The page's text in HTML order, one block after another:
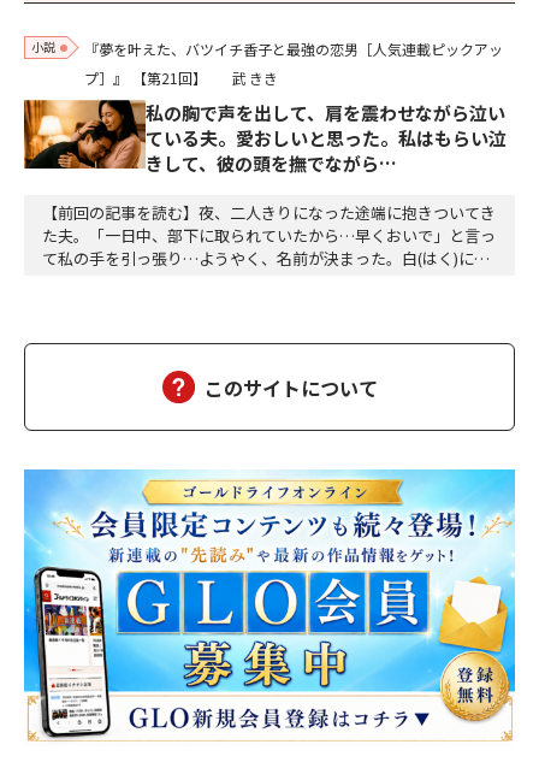
小説
『夢を叶えた、バツイチ香子と最強の恋男［人気連載ピックアッ
プ］』
【第21回】 武 きき
私の胸で声を出して、肩を震わせながら泣い
ている夫。愛おしいと思った。私はもらい泣
きして、彼の頭を撫でながら…
【前回の記事を読む】夜、二人きりになった途端に抱きついてき
た夫。「一日中、部下に取られていたから…早くおいで」と言っ
て私の手を引っ張り…ようやく、名前が決まった。白(はく)に決
ふふ」「母さんだって、二個食べただろう」「あら、…
このサイトについて